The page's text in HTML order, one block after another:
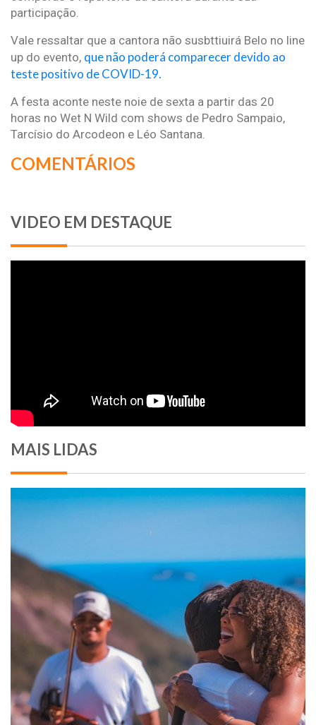
participação.
Vale ressaltar que a cantora não susbttiuirá Belo no line
up do evento, que não poderá comparecer devido ao
teste positivo de COVID-19.
A festa aconte neste noie de sexta a partir das 20
horas no Wet N Wild com shows de Pedro Sampaio,
Tarcísio do Arcodeon e Léo Santana.
COMENTÁRIOS
VIDEO EM DESTAQUE
MAIS LIDAS